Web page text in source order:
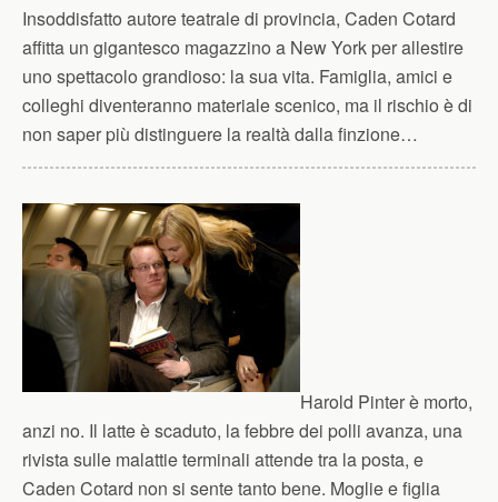
Insoddisfatto autore teatrale di provincia, Caden Cotard
affitta un gigantesco magazzino a New York per allestire
uno spettacolo grandioso: la sua vita. Famiglia, amici e
colleghi diventeranno materiale scenico, ma il rischio è di
non saper più distinguere la realtà dalla finzione…
Harold Pinter è morto,
anzi no. Il latte è scaduto, la febbre dei polli avanza, una
rivista sulle malattie terminali attende tra la posta, e
Caden Cotard non si sente tanto bene. Moglie e figlia